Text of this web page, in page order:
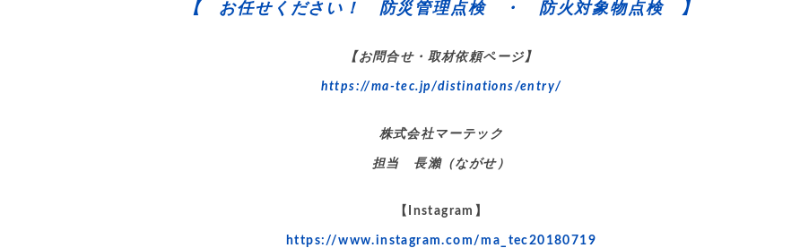
【 お任せください！ 防災管理点検 ・ 防火対象物点検 】
【お問合せ・取材依頼ページ】
https://ma-tec.jp/distinations/entry/
株式会社マーテック
担当 長瀨（ながせ）
【Instagram】
https://www.instagram.com/ma_tec20180719